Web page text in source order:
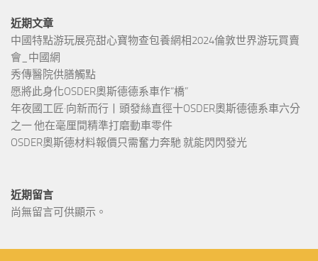
近期文章
中國特點游玩展亮甜心寶物查包養網相2024倫敦世界游玩買賣
會_中國網
秀傳醫院供膳觸點
愿將此身化OSDER奧斯德德系車作“橋”
年夜國工匠·向新而行丨頭發絲直徑十OSDER奧斯德德系車六分
之一 他在毫厘間精準打磨動車零件
OSDER奧斯德材料報價只需奮力奔馳 就能閃閃發光
近期留言
尚無留言可供顯示。